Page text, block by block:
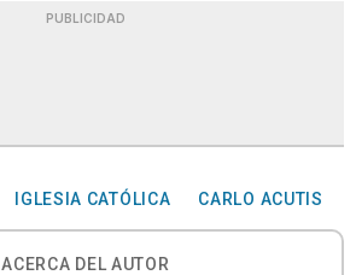
PUBLICIDAD
IGLESIA CATÓLICA CARLO ACUTIS
ACERCA DEL AUTOR